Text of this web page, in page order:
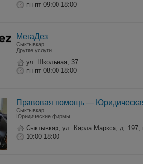
пн-пт 09:00-18:00
МегаДез
Сыктывкар
Другие услуги
ул. Школьная, 37
пн-пт 08:00-18:00
Правовая помощь —
Сыктывкар
Юридические фирмы
Сыктывкар, ул. Карла Маркса, д. 197,
10:00-18:00